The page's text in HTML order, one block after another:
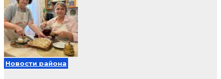
Новости района